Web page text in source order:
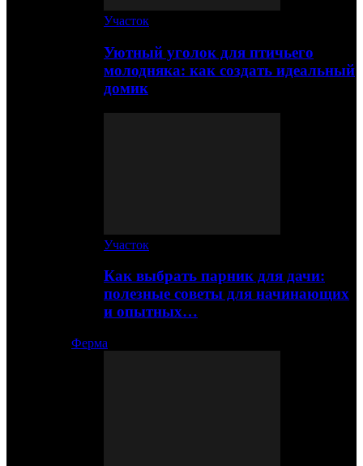
Участок
Уютный уголок для птичьего
молодняка: как создать идеальный
домик
Участок
Как выбрать парник для дачи:
полезные советы для начинающих
и опытных…
Ферма